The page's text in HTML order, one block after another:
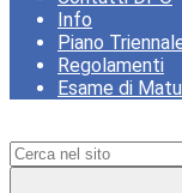
Info
Piano
Regolamenti
Esame di